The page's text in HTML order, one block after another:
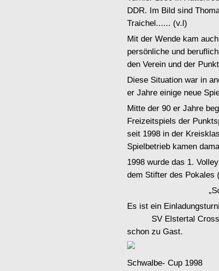
DDR. Im Bild sind
Traichel...... (v.l)
Mit der Wende kam
persönliche und
den Verein und der
Diese Situation war in
er Jahre einige neue
Mitte der 90 er Jahre
Freizeitspiels der
seit 1998 in der
Spielbetrieb kamen
1998 wurde das 1.
dem Stifter des Pokales
Es ist ein
SV Elstertal
schon zu Gast.
Schwalbe- Cup 1998